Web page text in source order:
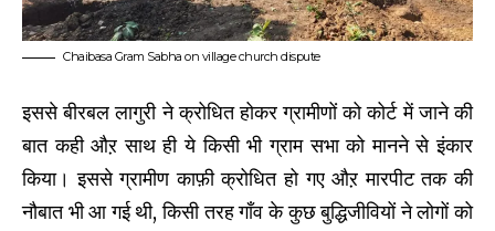
Chaibasa Gram Sabha on village church dispute
इससे बीरबल लागुरी ने क्रोधित होकर ग्रामीणों को कोर्ट में जाने की
बात कही औऱ साथ ही ये किसी भी ग्राम सभा को मानने से इंकार
किया। इससे ग्रामीण काफ़ी क्रोधित हो गए औऱ मारपीट तक की
नौबात भी आ गई थी, किसी तरह गाँव के कुछ बुद्धिजीवियों ने लोगों को